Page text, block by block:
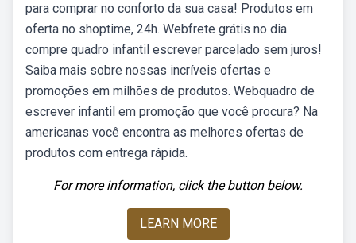
para comprar no conforto da sua casa! Produtos em
oferta no shoptime, 24h. Webfrete grátis no dia
compre quadro infantil escrever parcelado sem juros!
Saiba mais sobre nossas incríveis ofertas e
promoções em milhões de produtos. Webquadro de
escrever infantil em promoção que você procura? Na
americanas você encontra as melhores ofertas de
produtos com entrega rápida.
For more information, click the button below.
LEARN MORE